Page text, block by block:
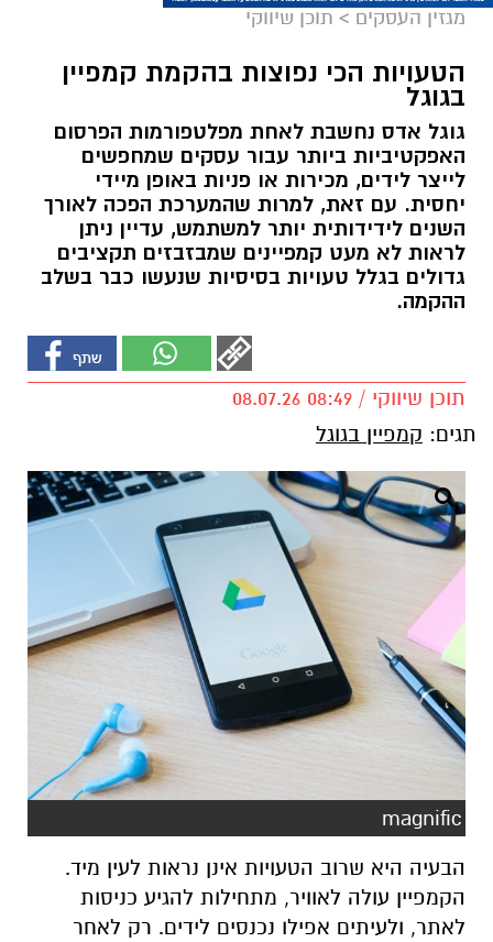
מגזין העסקים > תוכן שיווקי
הטעויות הכי נפוצות בהקמת קמפיין
בגוגל
גוגל אדס נחשבת לאחת מפלטפורמות הפרסום
האפקטיביות ביותר עבור עסקים שמחפשים
לייצר לידים, מכירות או פניות באופן מיידי
יחסית. עם זאת, למרות שהמערכת הפכה לאורך
השנים לידידותית יותר למשתמש, עדיין ניתן
לראות לא מעט קמפיינים שמבזבזים תקציבים
גדולים בגלל טעויות בסיסיות שנעשו כבר בשלב
ההקמה.
תוכן שיווקי / 08:49 08.07.26
תגים: קמפיין בגוגל
magnific
הבעיה היא שרוב הטעויות אינן נראות לעין מיד.
הקמפיין עולה לאוויר, מתחילות להגיע כניסות
לאתר, ולעיתים אפילו נכנסים לידים. רק לאחר